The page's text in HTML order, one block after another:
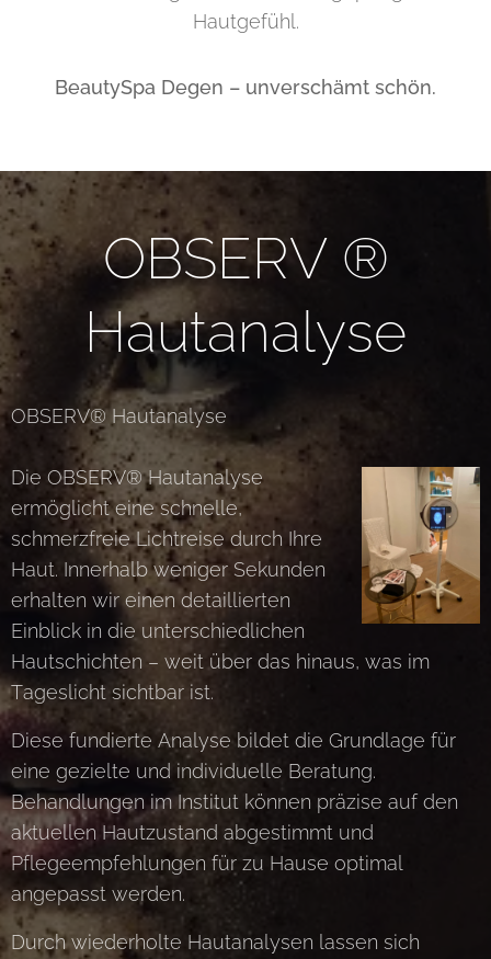
Hautgefühl.
BeautySpa Degen – unverschämt schön.
OBSERV ®
Hautanalyse
OBSERV® Hautanalyse
Die OBSERV® Hautanalyse
ermöglicht eine schnelle,
schmerzfreie Lichtreise durch Ihre
Haut. Innerhalb weniger Sekunden
erhalten wir einen detaillierten
Einblick in die unterschiedlichen
Hautschichten – weit über das hinaus, was im
Tageslicht sichtbar ist.
Diese fundierte Analyse bildet die Grundlage für
eine gezielte und individuelle Beratung.
Behandlungen im Institut können präzise auf den
aktuellen Hautzustand abgestimmt und
Pflegeempfehlungen für zu Hause optimal
angepasst werden.
Durch wiederholte Hautanalysen lassen sich